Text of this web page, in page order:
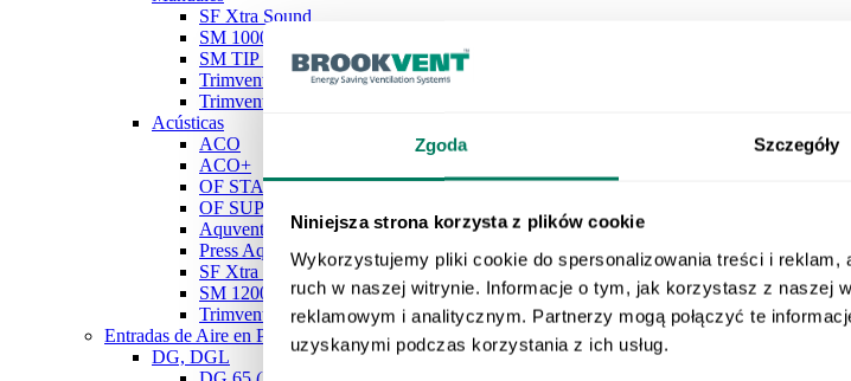
Zgoda Szczegóły
Niniejsza strona korzysta z plików cookie
Wykorzystujemy pliki cookie do spersonalizowania treści i reklam,
ruch w naszej witrynie. Informacje o tym, jak korzystasz z naszej
reklamowym i analitycznym. Partnerzy mogą połączyć te
uzyskanymi podczas korzystania z ich usług.
SF Xtra Sound
SM 1000
SM TIP VENT
Trimvent Select S13
Trimvent Xtra S13
Acústicas
ACO
ACO+
OF STANDARD
OF SUPER
Aquvent HY PRO
Press Aqustic
SF Xtra Sound
SM 1200 PRO
Trimvent Select S13
Entradas de Aire en Perfileria
DG, DGL